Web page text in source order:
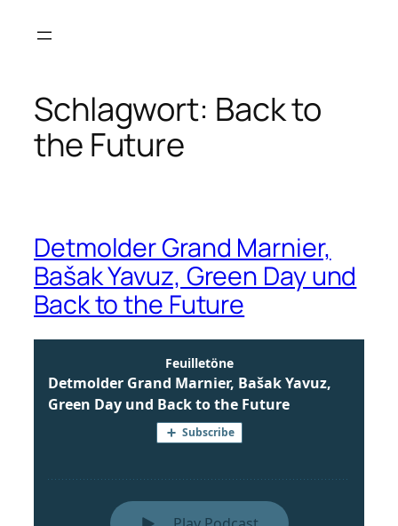
Inhalt
Schlagwort: Back to
the Future
Detmolder Grand Marnier,
Bašak Yavuz, Green Day und
Back to the Future